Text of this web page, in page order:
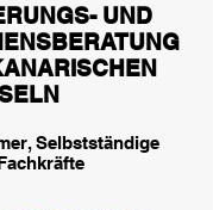
UND
Selbstständige